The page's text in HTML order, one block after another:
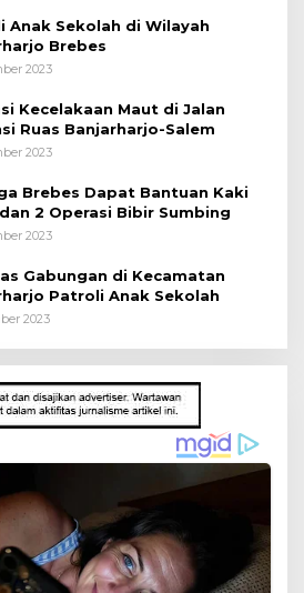
Anak Sekolah di Wilayah
Brebes
2023
Kecelakaan Maut di Jalan
Ruas Banjarharjo-Salem
2023
Brebes Dapat Bantuan Kaki
2 Operasi Bibir Sumbing
2023
Gabungan di Kecamatan
Patroli Anak Sekolah
2023